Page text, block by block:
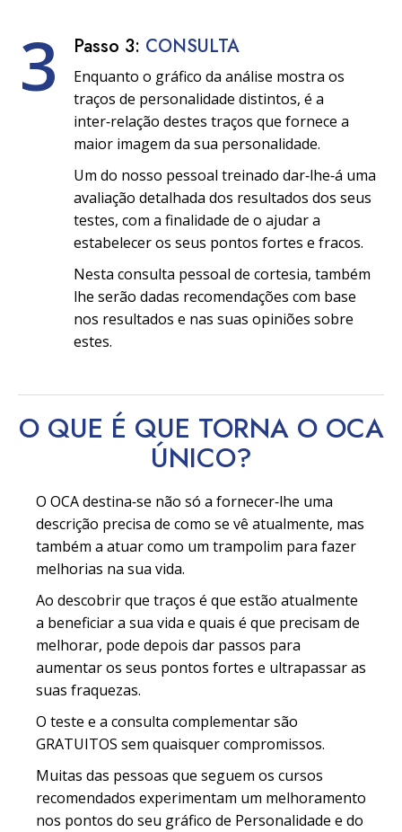
3 Passo 3: CONSULTA
Enquanto o gráfico da análise mostra os
traços de personalidade distintos, é a
inter‑relação destes traços que fornece a
maior imagem da sua personalidade.
Um do nosso pessoal treinado dar‑lhe‑á uma
avaliação detalhada dos resultados dos seus
testes, com a finalidade de o ajudar a
estabelecer os seus pontos fortes e fracos.
Nesta consulta pessoal de cortesia, também
lhe serão dadas recomendações com base
nos resultados e nas suas opiniões sobre
estes.
O QUE É QUE TORNA O OCA
ÚNICO?
O OCA destina‑se não só a fornecer‑lhe uma
descrição precisa de como se vê atualmente, mas
também a atuar como um trampolim para fazer
melhorias na sua vida.
Ao descobrir que traços é que estão atualmente
a beneficiar a sua vida e quais é que precisam de
melhorar, pode depois dar passos para
aumentar os seus pontos fortes e ultrapassar as
suas fraquezas.
O teste e a consulta complementar são
GRATUITOS sem quaisquer compromissos.
Muitas das pessoas que seguem os cursos
recomendados experimentam um melhoramento
nos pontos do seu gráfico de Personalidade e do